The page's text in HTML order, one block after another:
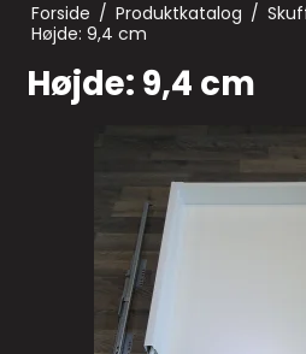
Forside / Produktkatalog /
Højde: 9,4 cm
Højde: 9,4 cm